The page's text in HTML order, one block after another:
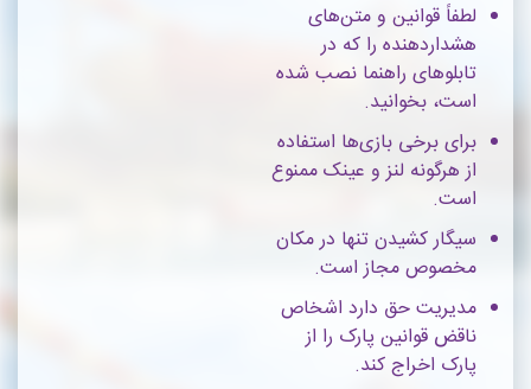
لطفاً قوانین و متن‌های
هشداردهنده را که در
تابلوهای راهنما نصب شده
است، بخوانید.
برای برخی بازی‌ها استفاده
از هرگونه لنز و عینک ممنوع
است.
سیگار کشیدن تنها در مکان
مخصوص مجاز است.
مدیریت حق دارد اشخاص
ناقض قوانین پارک را از
پارک اخراج کند.